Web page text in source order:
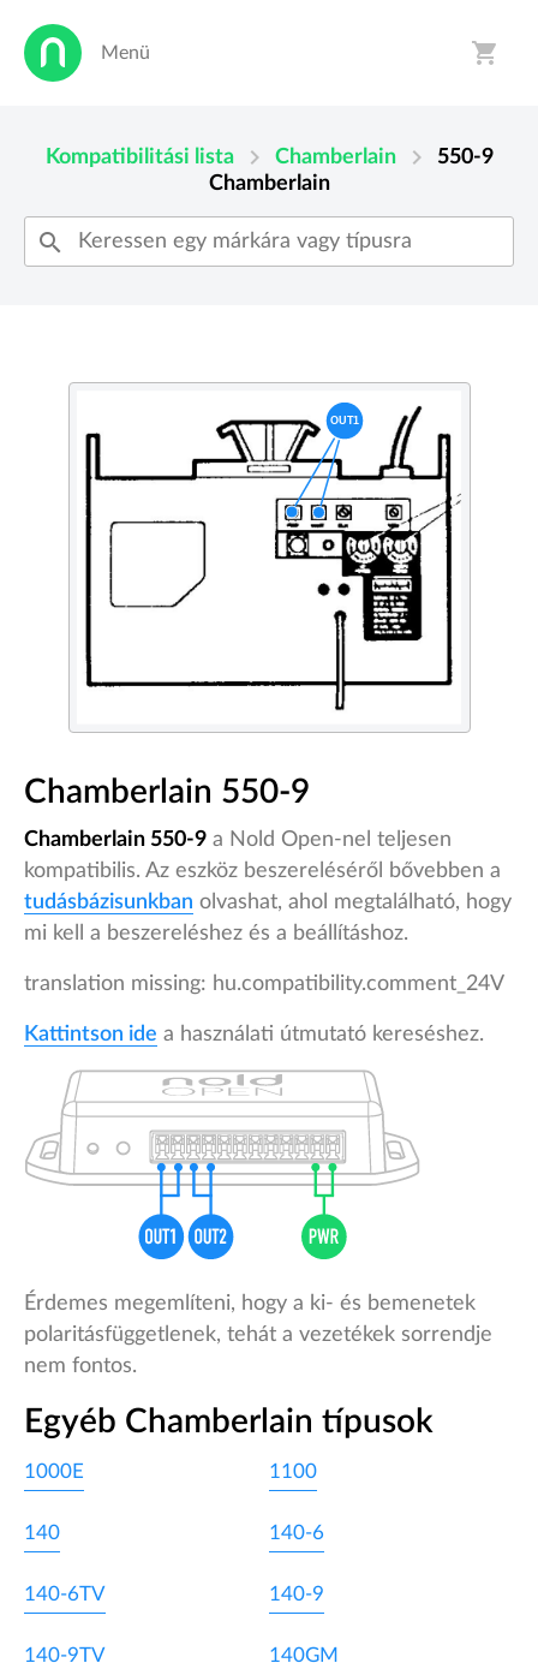
Menü shopping_cart
Kompatibilitási lista chevron_right Chamberlain chevron_right
550-9
Chamberlain
search
Chamberlain 550-9
Chamberlain 550-9 a Nold Open-nel teljesen
kompatibilis. Az eszköz beszereléséről bővebben a
tudásbázisunkban olvashat, ahol megtalálható, hogy
mi kell a beszereléshez és a beállításhoz.
translation missing: hu.compatibility.comment_24V
Kattintson ide a használati útmutató kereséshez.
Érdemes megemlíteni, hogy a ki- és bemenetek
polaritásfüggetlenek, tehát a vezetékek sorrendje
nem fontos.
Egyéb Chamberlain típusok
1000E 1100
140 140-6
140-6TV 140-9
140-9TV 140GM